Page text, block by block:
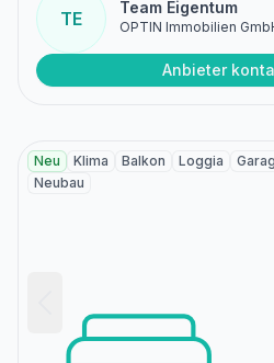
TE
Team Eigentum
OPTIN Immobilien
Anbieter
Neu Klima Balkon Loggia
Neubau